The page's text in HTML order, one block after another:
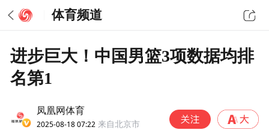
体育频道
进步巨大！中国男篮3项数据均排
名第1
凤凰网体育
2025-08-18 07:22 来自北京市